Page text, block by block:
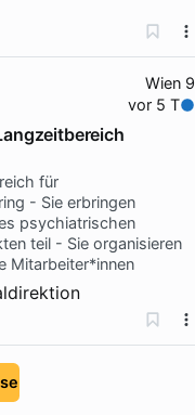
Wien 9
vor 5 T
für
- Sie erbringen
psychiatrischen
teil - Sie organisieren
Mitarbeiter*innen